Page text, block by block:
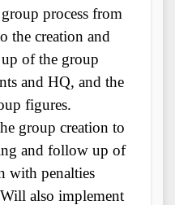
process from
the creation and
of the group
and HQ, and the
figures.
group creation to
and follow up of
with penalties
also implement